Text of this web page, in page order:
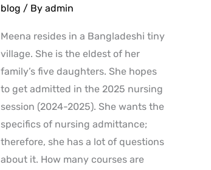
blog / Byadmin
Meena resides in a Bangladeshi tiny
village. She is the eldest of her
family’s five daughters. She hopes
to get admitted in the 2025 nursing
session (2024-2025). She wants the
specifics of nursing admittance;
therefore, she has a lot of questions
about it. How many courses are